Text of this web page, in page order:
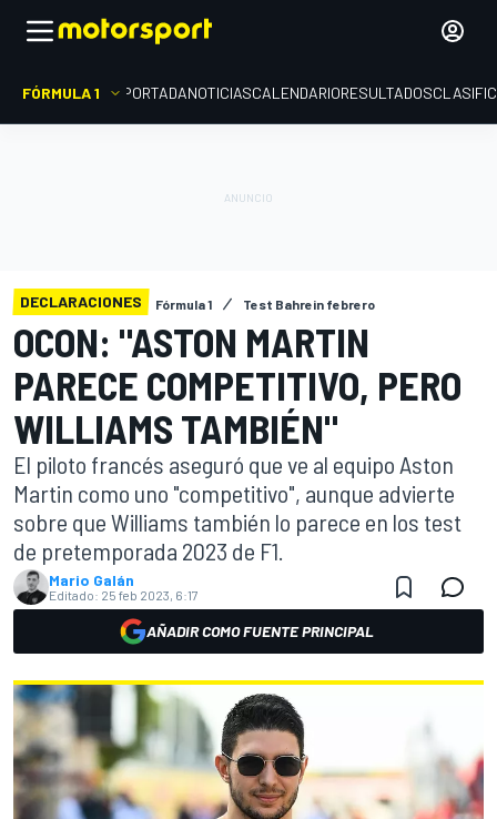
FÓRMULA 1 PORTADANOTICIASCALENDARIORESULTADOS
DECLARACIONES Fórmula 1 Test Bahrein febrero
OCON: "ASTON MARTIN
PARECE COMPETITIVO, PERO
WILLIAMS TAMBIÉN"
El piloto francés aseguró que ve al equipo Aston
Martin como uno "competitivo", aunque advierte
sobre que Williams también lo parece en los test
de pretemporada 2023 de F1.
Mario Galán
Editado: 25 feb 2023, 6:17
AÑADIR COMO FUENTE PRINCIPAL